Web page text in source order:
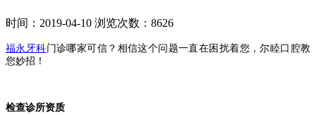
时间：2019-04-10 浏览次数：8626
福永牙科门诊哪家可信？相信这个问题一直在困扰着您，尔睦口腔教
您妙招！
检查诊所资质